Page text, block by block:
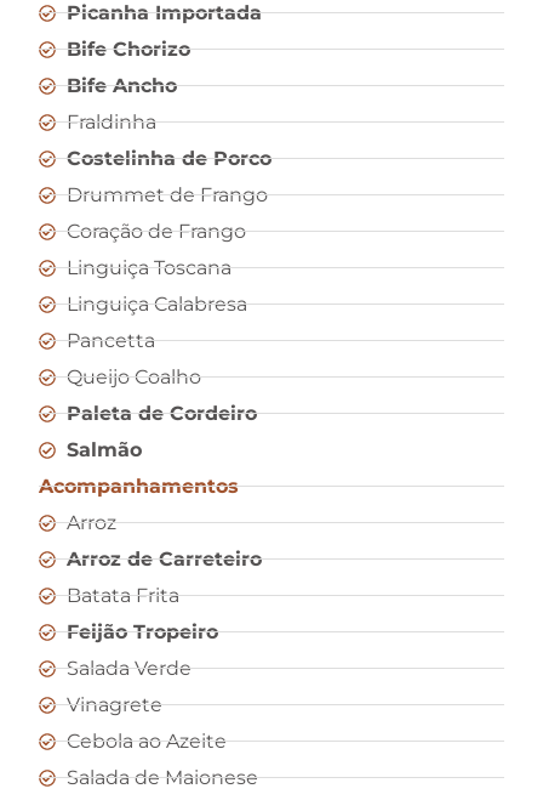
Picanha Importada
Bife Chorizo
Bife Ancho
Fraldinha
Costelinha de Porco
Drummet de Frango
Coração de Frango
Linguiça Toscana
Linguiça Calabresa
Pancetta
Queijo Coalho
Paleta de Cordeiro
Salmão
Acompanhamentos
Arroz
Arroz de Carreteiro
Batata Frita
Feijão Tropeiro
Salada Verde
Vinagrete
Cebola ao Azeite
Salada de Maionese